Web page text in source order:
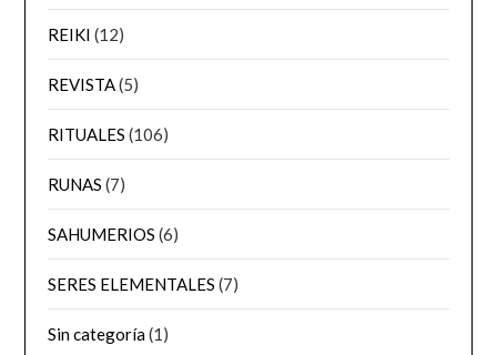
REIKI (12)
REVISTA(5)
RITUALES (106)
RUNAS (7)
SAHUMERIOS (6)
SERES ELEMENTALES (7)
Sin categoría(1)